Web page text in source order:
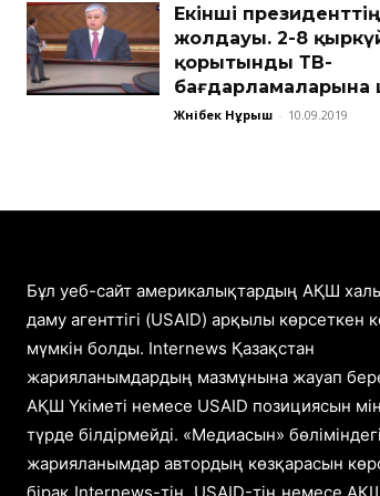
Екінші
жолдауы. 2-8
қорытынды ТВ-
бағдарламаларына
Жәнібек Нұрыш - 10.09.2019
Бұл уеб-сайт америкалықтардың АҚШ
даму агенттігі (USAID) арқылы көрсеткен
мүмкін болды. Internews Қазақстан
жарияланымдардың мазмұнына жауап
АҚШ Үкіметі немесе USAID позициясын
түрде білдірмейді. «Медиасын» бөліміндегі
жарияланымдар автордың көзқарасын